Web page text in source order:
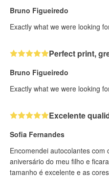
Bruno Figueiredo
Exactly what we were looking
Perfect print,
Bruno Figueiredo
Exactly what we were looking
Excelente
Sofia Fernandes
Encomendei autocolantes com
aniversário do meu filho e
tamanho é excelente e as